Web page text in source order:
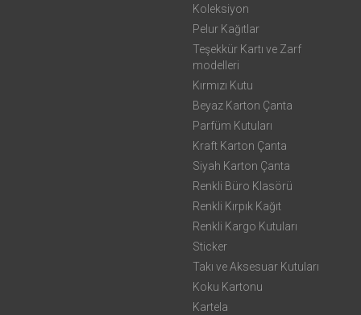
Koleksiyon
Pelur Kağıtlar
Teşekkür Kartı ve Zarf
modelleri
Kırmızı Kutu
Beyaz Karton Çanta
Parfüm Kutuları
Kraft Karton Çanta
Siyah Karton Çanta
Renkli Büro Klasörü
Renkli Kırpık Kağıt
Renkli Kargo Kutuları
Sticker
Takı ve Aksesuar Kutuları
Koku Kartonu
Kartela